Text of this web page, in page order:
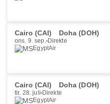
Cairo (CAI) Doha (DOH)
ons. 9. sep. Direkte
EgyptAir
Cairo (CAI) Doha (DOH)
tir. 28. juli Direkte
EgyptAir